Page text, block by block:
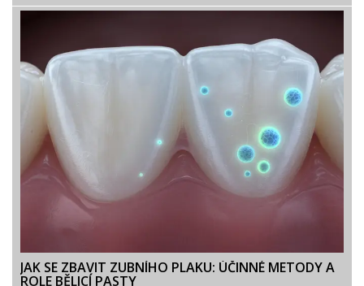
JAK SE ZBAVIT ZUBNÍHO PLAKU: ÚČINNÉ METODY A
ROLE BĚLICÍ PASTY